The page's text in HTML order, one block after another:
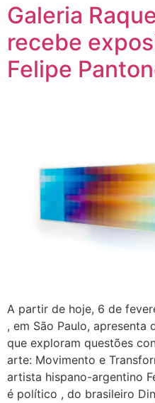
Galeria
recebe
Felipe
A partir de hoje, 6 de
, em São Paulo, apresenta
que exploram questões
arte: Movimento e
artista hispano-argentino
é político , do brasileiro